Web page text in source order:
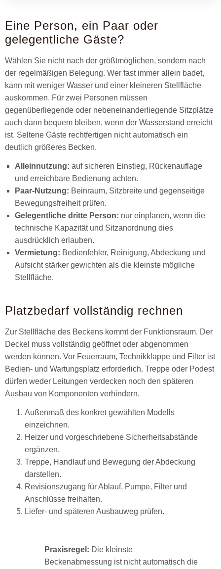
Eine Person, ein Paar oder
gelegentliche Gäste?
Wählen Sie nicht nach der größtmöglichen, sondern nach
der regelmäßigen Belegung. Wer fast immer allein badet,
kann mit weniger Wasser und einer kleineren Stellfläche
auskommen. Für zwei Personen müssen
gegenüberliegende oder nebeneinanderliegende Sitzplätze
auch dann bequem bleiben, wenn der Wasserstand erreicht
ist. Seltene Gäste rechtfertigen nicht automatisch ein
deutlich größeres Becken.
Alleinnutzung: auf sicheren Einstieg, Rückenauflage
und erreichbare Bedienung achten.
Paar-Nutzung: Beinraum, Sitzbreite und gegenseitige
Bewegungsfreiheit prüfen.
Gelegentliche dritte Person: nur einplanen, wenn die
technische Kapazität und Sitzanordnung dies
ausdrücklich erlauben.
Vermietung: Bedienfehler, Reinigung, Abdeckung und
Aufsicht stärker gewichten als die kleinste mögliche
Stellfläche.
Platzbedarf vollständig rechnen
Zur Stellfläche des Beckens kommt der Funktionsraum. Der
Deckel muss vollständig geöffnet oder abgenommen
werden können. Vor Feuerraum, Technikklappe und Filter ist
Bedien- und Wartungsplatz erforderlich. Treppe oder Podest
dürfen weder Leitungen verdecken noch den späteren
Ausbau von Komponenten verhindern.
Außenmaß des konkret gewählten Modells
einzeichnen.
Heizer und vorgeschriebene Sicherheitsabstände
ergänzen.
Treppe, Handlauf und Bewegung der Abdeckung
darstellen.
Revisionszugang für Ablauf, Pumpe, Filter und
Anschlüsse freihalten.
Liefer- und späteren Ausbauweg prüfen.
Praxisregel: Die kleinste
Beckenabmessung ist nicht automatisch die